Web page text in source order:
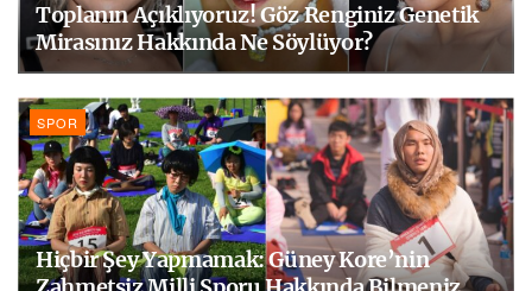
Toplanın Açıklıyoruz! Göz Renginiz Genetik
Mirasınız Hakkında Ne Söylüyor?
SPOR
Hiçbir Şey Yapmamak: Güney Kore’nin